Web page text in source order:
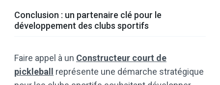
Conclusion : un partenaire clé pour le
développement des clubs sportifs
Faire appel à un Constructeur court de
pickleball
représente une démarche stratégique